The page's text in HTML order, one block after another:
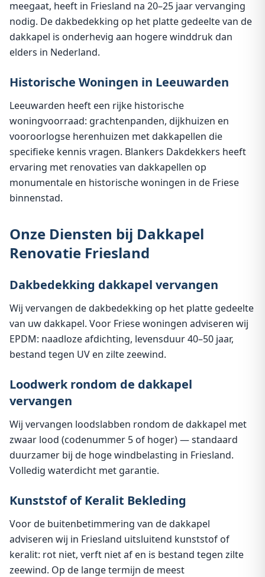
meegaat, heeft in Friesland na 20–25 jaar vervanging
nodig. De dakbedekking op het platte gedeelte van de
dakkapel is onderhevig aan hogere winddruk dan
elders in Nederland.
Historische Woningen in Leeuwarden
Leeuwarden heeft een rijke historische
woningvoorraad: grachtenpanden, dijkhuizen en
vooroorlogse herenhuizen met dakkapellen die
specifieke kennis vragen. Blankers Dakdekkers heeft
ervaring met renovaties van dakkapellen op
monumentale en historische woningen in de Friese
binnenstad.
Onze Diensten bij Dakkapel
Renovatie Friesland
Dakbedekking dakkapel vervangen
Wij vervangen de dakbedekking op het platte gedeelte
van uw dakkapel. Voor Friese woningen adviseren wij
EPDM: naadloze afdichting, levensduur 40–50 jaar,
bestand tegen UV en zilte zeewind.
Loodwerk rondom de dakkapel
vervangen
Wij vervangen loodslabben rondom de dakkapel met
zwaar lood (codenummer 5 of hoger) — standaard
duurzamer bij de hoge windbelasting in Friesland.
Volledig waterdicht met garantie.
Kunststof of Keralit Bekleding
Voor de buitenbetimmering van de dakkapel
adviseren wij in Friesland uitsluitend kunststof of
keralit: rot niet, verft niet af en is bestand tegen zilte
zeewind. Op de lange termijn de meest